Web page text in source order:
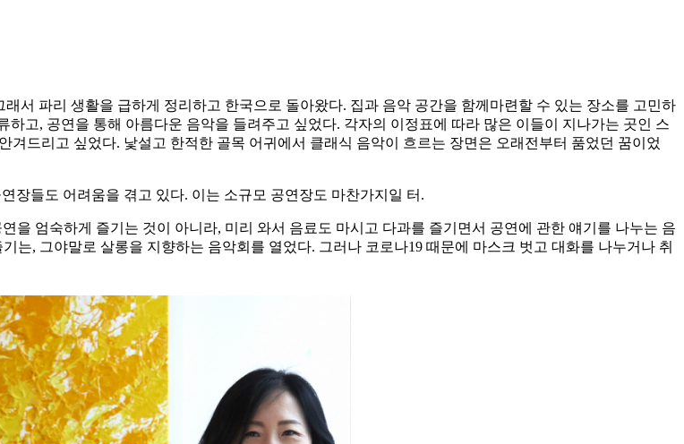
서 파리 생활을 급하게 정리하고 한국으로 돌아왔다. 집과 음악 공간을 함께마련할 수 있는 장소를 고민하
고, 공연을 통해 아름다운 음악을 들려주고 싶었다. 각자의 이정표에 따라 많은 이들이 지나가는 곳인 스
드리고 싶었다. 낯설고 한적한 골목 어귀에서 클래식 음악이 흐르는 장면은 오래전부터 품었던 꿈이었
장들도 어려움을 겪고 있다. 이는 소규모 공연장도 마찬가지일 터.
을 엄숙하게 즐기는 것이 아니라, 미리 와서 음료도 마시고 다과를 즐기면서 공연에 관한 얘기를 나누는 음
는, 그야말로 살롱을 지향하는 음악회를 열었다. 그러나 코로나19 때문에 마스크 벗고 대화를 나누거나 취